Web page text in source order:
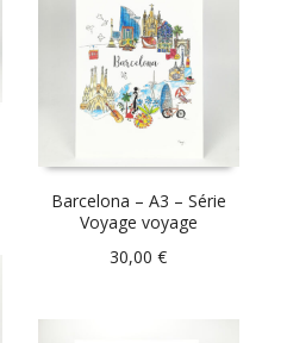
Barcelona – A3 – Série
Voyage voyage
30,00€